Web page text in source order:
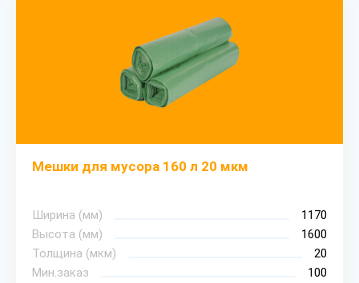
Мешки для мусора 160 л 20 мкм
Ширина (мм)
1170
Высота (мм)
1600
Толщина (мкм)
20
Мин.заказ
100